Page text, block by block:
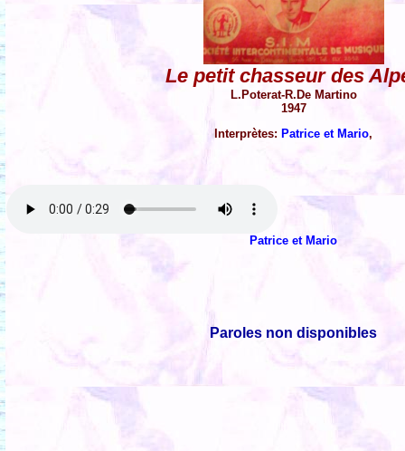
Le petit chasseur des
L.Poterat-R.De Martino
1947
Interprètes: Patrice et Mario,
Patrice et Mario
Paroles non disponibles